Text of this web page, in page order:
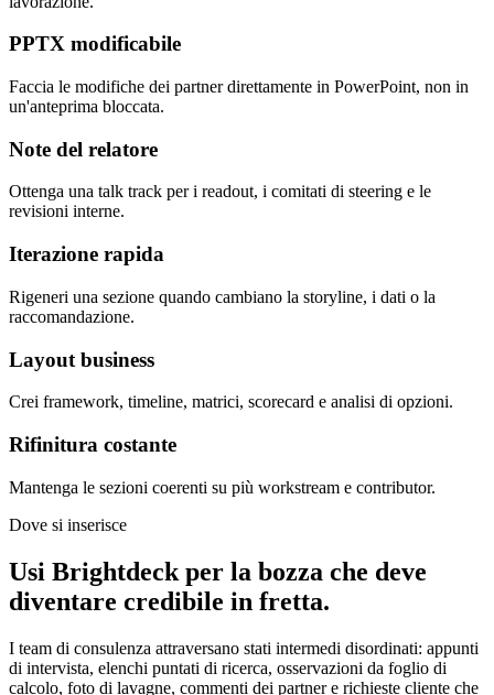
PPTX modificabile
Faccia le modifiche dei partner direttamente in PowerPoint, non in
un'anteprima bloccata.
Note del relatore
Ottenga una talk track per i readout, i comitati di steering e le
revisioni interne.
Iterazione rapida
Rigeneri una sezione quando cambiano la storyline, i dati o la
raccomandazione.
Layout business
Crei framework, timeline, matrici, scorecard e analisi di opzioni.
Rifinitura costante
Mantenga le sezioni coerenti su più workstream e contributor.
Dove si inserisce
Usi Brightdeck per la bozza che deve
diventare credibile in fretta.
I team di consulenza attraversano stati intermedi disordinati: appunti
di intervista, elenchi puntati di ricerca, osservazioni da foglio di
calcolo, foto di lavagne, commenti dei partner e richieste cliente che